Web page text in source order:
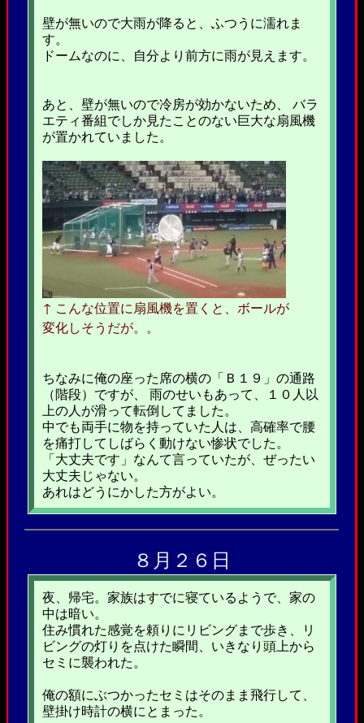
壁が無いので大雨が降ると、ふつうに濡れま
す。
ドームなのに、自分より前方に雨が見えます。
あと、壁が無いので冷房が効かないため、 バラ
エティ番組でしか見たことのない巨大な扇風機
が置かれていました。
↑ こんな位置に扇風機を置くと、ボールが
変化しそうだが。。
ちなみに俺の座った席の横の「Ｂ１９」の通路
（階段）ですが、 雨のせいもあって、１０人以
上の人が滑って転倒してました。
中でも両手に物を持っていた人は、高確率で腰
を痛打してしばらく動けない惨状でした。
「大丈夫です」なんて言っていたが、ぜったい
大丈夫じゃない。
あれはどうにかした方がよい。
８月２６日
夜、帰宅。家族はすでに寝ているようで、家の
中は暗い。
住み慣れた感覚を頼りにリビングまで歩き、リ
ビングの灯りを点けた瞬間、いきなり頭上から
セミに襲われた。
俺の額にぶつかったセミはそのまま飛行して、
壁掛け時計の横にとまった。